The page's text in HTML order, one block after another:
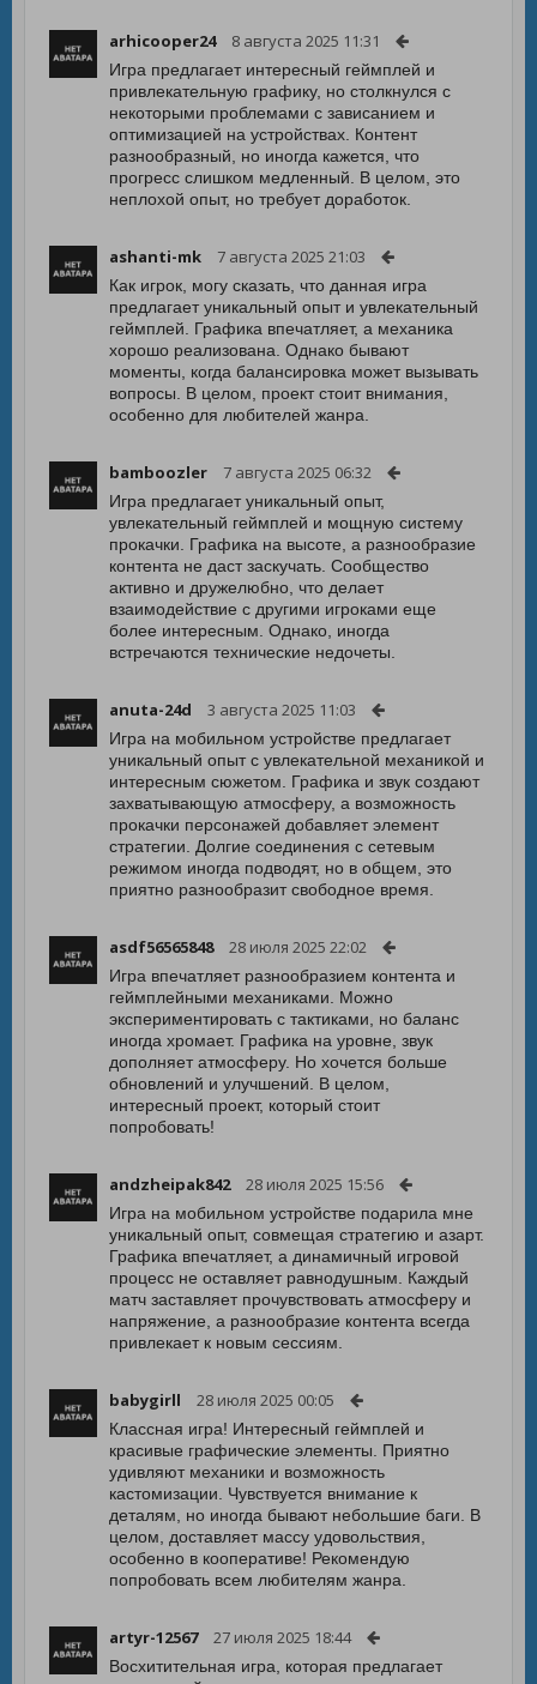
arhicooper24 8 августа 2025 11:31
Игра предлагает интересный геймплей и
привлекательную графику, но столкнулся с
некоторыми проблемами с зависанием и
оптимизацией на устройствах. Контент
разнообразный, но иногда кажется, что
прогресс слишком медленный. В целом, это
неплохой опыт, но требует доработок.
ashanti-mk 7 августа 2025 21:03
Как игрок, могу сказать, что данная игра
предлагает уникальный опыт и увлекательный
геймплей. Графика впечатляет, а механика
хорошо реализована. Однако бывают
моменты, когда балансировка может вызывать
вопросы. В целом, проект стоит внимания,
особенно для любителей жанра.
bamboozler 7 августа 2025 06:32
Игра предлагает уникальный опыт,
увлекательный геймплей и мощную систему
прокачки. Графика на высоте, а разнообразие
контента не даст заскучать. Сообщество
активно и дружелюбно, что делает
взаимодействие с другими игроками еще
более интересным. Однако, иногда
встречаются технические недочеты.
anuta-24d 3 августа 2025 11:03
Игра на мобильном устройстве предлагает
уникальный опыт с увлекательной механикой и
интересным сюжетом. Графика и звук создают
захватывающую атмосферу, а возможность
прокачки персонажей добавляет элемент
стратегии. Долгие соединения с сетевым
режимом иногда подводят, но в общем, это
приятно разнообразит свободное время.
asdf56565848 28 июля 2025 22:02
Игра впечатляет разнообразием контента и
геймплейными механиками. Можно
экспериментировать с тактиками, но баланс
иногда хромает. Графика на уровне, звук
дополняет атмосферу. Но хочется больше
обновлений и улучшений. В целом,
интересный проект, который стоит
попробовать!
andzheipak842 28 июля 2025 15:56
Игра на мобильном устройстве подарила мне
уникальный опыт, совмещая стратегию и азарт.
Графика впечатляет, а динамичный игровой
процесс не оставляет равнодушным. Каждый
матч заставляет прочувствовать атмосферу и
напряжение, а разнообразие контента всегда
привлекает к новым сессиям.
babygirll 28 июля 2025 00:05
Классная игра! Интересный геймплей и
красивые графические элементы. Приятно
удивляют механики и возможность
кастомизации. Чувствуется внимание к
деталям, но иногда бывают небольшие баги. В
целом, доставляет массу удовольствия,
особенно в кооперативе! Рекомендую
попробовать всем любителям жанра.
artyr-12567 27 июля 2025 18:44
Восхитительная игра, которая предлагает